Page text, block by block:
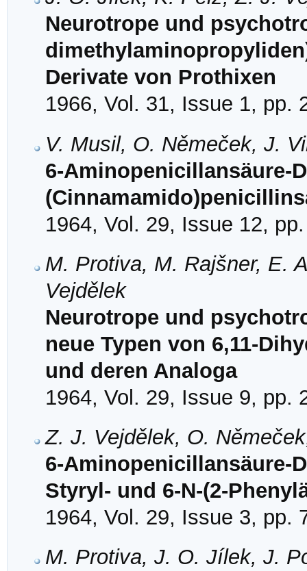
Neurotrope und
Derivate von Prothixen
1966, Vol. 31, Issue 1, pp.
V. Musil, O. Němeček, J.
6-Aminopenicillansäure-
1964, Vol. 29, Issue 12,
M. Protiva, M. Rajšner, E.
Vejdělek
Neurotrope und
neue Typen von 6,11-
und deren Analoga
1964, Vol. 29, Issue 9, pp.
Z. J. Vejdělek, O.
6-Aminopenicillansäure-
Styryl- und 6-N-(2-
1964, Vol. 29, Issue 3, pp.
M. Protiva, J. O. Jílek, J.